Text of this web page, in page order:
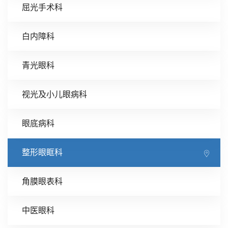
屈光手术科
白内障科
青光眼科
视光及小儿眼病科
眼底病科
整形眼眶科
角膜眼表科
中医眼科